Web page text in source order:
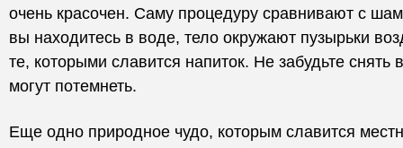
очень красочен. Саму процедуру сравнивают с
вы находитесь в воде, тело окружают пузырьки
те, которыми славится напиток. Не забудьте снять
могут потемнеть.
Еще одно природное чудо, которым славится